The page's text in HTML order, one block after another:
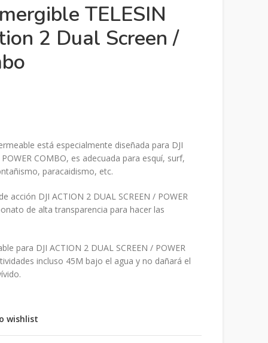
TELESIN
2 Dual Screen /
está especialmente diseñada para DJI
COMBO, es adecuada para esquí, surf,
paracaidismo, etc.
acción DJI ACTION 2 DUAL SCREEN / POWER
de alta transparencia para hacer las
para DJI ACTION 2 DUAL SCREEN / POWER
incluso 45M bajo el agua y no dañará el
wishlist